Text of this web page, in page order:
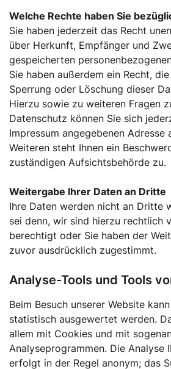
Welche Rechte haben Sie
Sie haben jederzeit das Recht
über Herkunft, Empfänger und
gespeicherten
Sie haben außerdem ein Recht,
Sperrung oder Löschung dieser
Hierzu sowie zu weiteren Fragen
Datenschutz können Sie sich
Impressum angegebenen Adresse
Weiteren steht Ihnen ein
zuständigen Aufsichtsbehörde zu.
Weitergabe Ihrer Daten an Dritte
Ihre Daten werden nicht an Dritte
sei denn, wir sind hierzu rechtlich
berechtigt oder Sie haben der
zuvor ausdrücklich zugestimmt.
Analyse-Tools und Tools
Beim Besuch unserer Website
statistisch ausgewertet werden.
allem mit Cookies und mit
Analyseprogrammen. Die Analyse
erfolgt in der Regel anonym; das